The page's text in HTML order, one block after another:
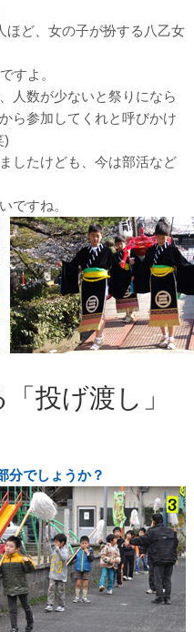
ほど、女の子が扮する八乙女
すよ。
人数が少ないと祭りになら
ら参加してくれと呼びかけ
)
したけども、今は部活など
ですね。
投げ渡し」
分でしょうか？